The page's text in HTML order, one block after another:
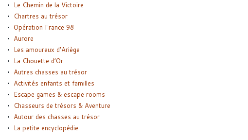
Le Chemin de la Victoire
Chartres au trésor
Opération France 98
Aurore
Les amoureux d’Ariège
La Chouette d’Or
Autres chasses au trésor
Activités enfants et familles
Escape games & escape rooms
Chasseurs de trésors & Aventure
Autour des chasses au trésor
La petite encyclopédie